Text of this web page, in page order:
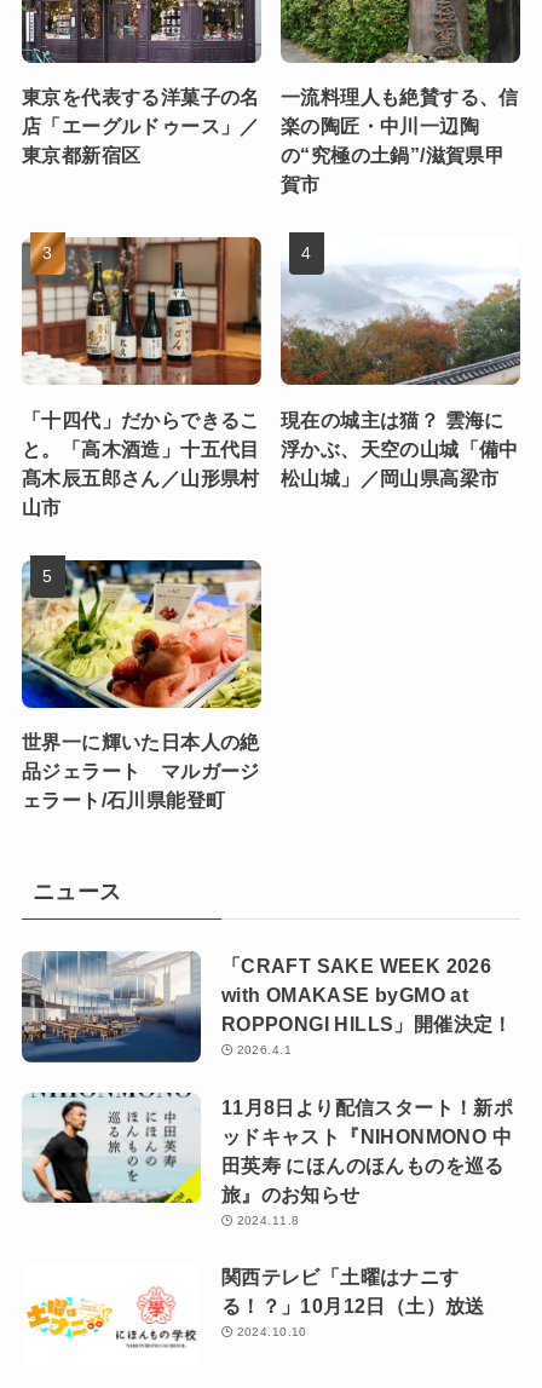
東京を代表する洋菓子の名
店「エーグルドゥース」／
東京都新宿区
一流料理人も絶賛する、信
楽の陶匠・中川一辺陶
の“究極の土鍋”/滋賀県甲
賀市
「十四代」だからできるこ
と。「高木酒造」十五代目
髙木辰五郎さん／山形県村
山市
現在の城主は猫？ 雲海に
浮かぶ、天空の山城「備中
松山城」／岡山県高梁市
世界一に輝いた日本人の絶
品ジェラート マルガージ
ェラート/石川県能登町
ニュース
「CRAFT SAKE WEEK 2026
with OMAKASE byGMO at
ROPPONGI HILLS」開催決定！
2026.4.1
11月8日より配信スタート！新ポ
ッドキャスト『NIHONMONO 中
田英寿 にほんのほんものを巡る
旅』のお知らせ
2024.11.8
関西テレビ「土曜はナニす
る！？」10月12日（土）放送
2024.10.10